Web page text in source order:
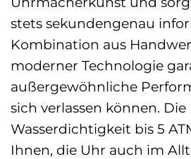
stets sekundengenau
Kombination aus
moderner Technologie
außergewöhnliche
sich verlassen können. Die
Wasserdichtigkeit bis 5
Ihnen, die Uhr auch im